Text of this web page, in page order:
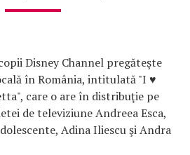
Disney Channel pregăteşte
în România, intitulată "I ♥
care o are în distribuţie pe
de televiziune Andreea Esca,
Adina Iliescu şi Andra